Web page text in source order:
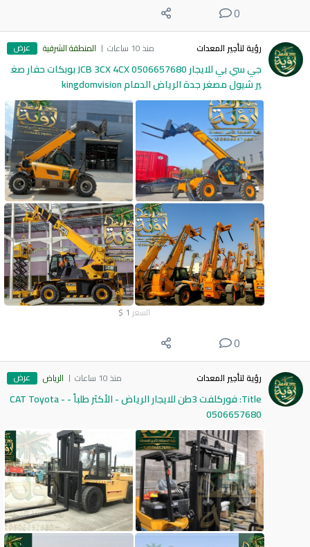
0
رؤية لتأجير المعدات منذ 10 ساعات المنطقة الشرقية عرض
جي سي بي للايجار 0506657680 JCB 3CX 4CX بوبكات حفار صغ
ير شيول مصغر جدة الرياض الدمام kingdomvision
السعر 1
$
0
رؤية لتأجير المعدات منذ 10 ساعات الرياض عرض
Title: فوركلفت 3طن للايجار الرياض - الأكثر طلباً - CAT Toyota -
0506657680